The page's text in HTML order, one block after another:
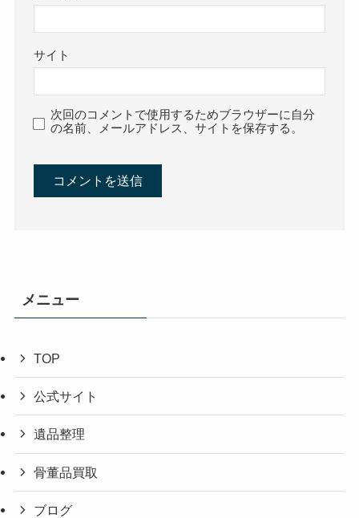
サイト
次回のコメントで使用するためブラウザーに自分
の名前、メールアドレス、サイトを保存する。
メニュー
TOP
公式サイト
遺品整理
骨董品買取
ブログ